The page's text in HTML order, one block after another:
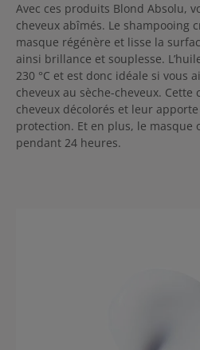
Avec ces produits Blond Absolu,
cheveux abîmés. Le shampooing
masque régénère et lisse la
ainsi brillance et souplesse.
230 °C et est donc idéale si vous
cheveux au sèche-cheveux.
cheveux décolorés et leur
protection. Et en plus, le
pendant 24 heures.